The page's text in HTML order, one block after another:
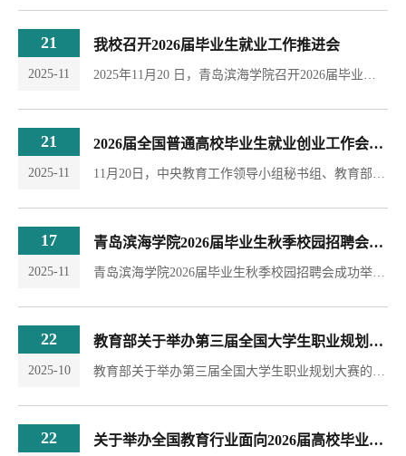
21
2025-11
我校召开2026届毕业生就业工作推进会
21
2025-11
2026届全国普通高校毕业生就业创业工作会召开
17
2025-11
青岛滨海学院2026届毕业生秋季校园招聘会成功举行
22
2025-10
教育部关于举办第三届全国大学生职业规划大赛的通知
22 关于举办全国教育行业面向2026届高校毕业生秋季招聘活动的通知